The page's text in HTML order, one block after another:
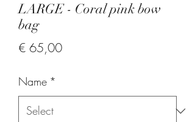
LARGE - Coral pink bow
bag
€ 65,00Price
Name *